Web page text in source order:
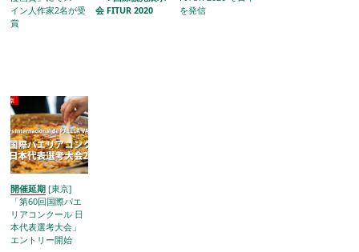
イン人作家2名が受
賞
会 FITUR 2020
を発信
開催延期 [東京]
「第60回国際パエ
リアコンクール 日
本代表選考大会」
エントリー開始